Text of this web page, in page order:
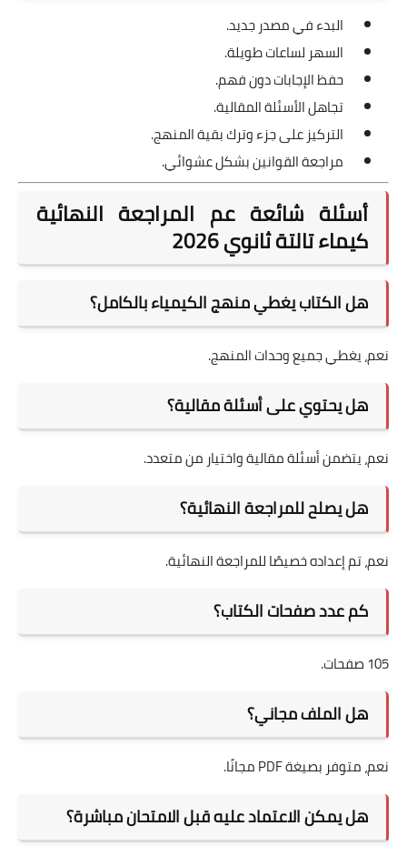
البدء في مصدر جديد.
السهر لساعات طويلة.
حفظ الإجابات دون فهم.
تجاهل الأسئلة المقالية.
التركيز على جزء وترك بقية المنهج.
مراجعة القوانين بشكل عشوائي.
أسئلة شائعة عم المراجعة النهائية
كيماء تالتة ثانوي 2026
هل الكتاب يغطي منهج الكيمياء بالكامل؟
نعم، يغطي جميع وحدات المنهج.
هل يحتوي على أسئلة مقالية؟
نعم، يتضمن أسئلة مقالية واختيار من متعدد.
هل يصلح للمراجعة النهائية؟
نعم، تم إعداده خصيصًا للمراجعة النهائية.
كم عدد صفحات الكتاب؟
105 صفحات.
هل الملف مجاني؟
نعم، متوفر بصيغة PDF مجانًا.
هل يمكن الاعتماد عليه قبل الامتحان مباشرة؟